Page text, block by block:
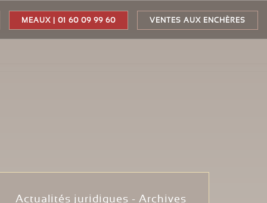
MEAUX | 01 60 09 99 60 VENTES AUX ENCHÈRES
Actualités juridiques - Archives